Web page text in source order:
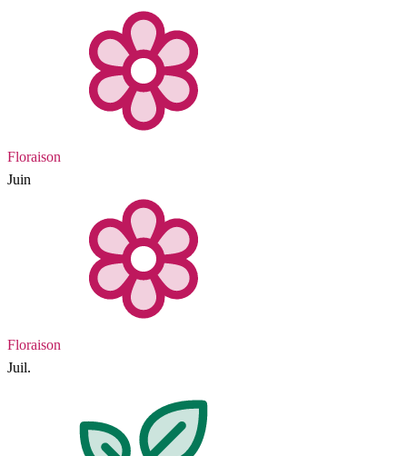
Floraison
Juin
Floraison
Juil.